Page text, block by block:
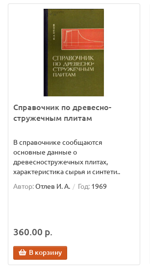
Справочник по древесно-
стружечным плитам
В справочнике сообщаются
основные данные о
древесностружечных плитах,
характеристика сырья и синтети..
Автор:Отлев И. А. Год: 1969
360.00 р.
В корзину